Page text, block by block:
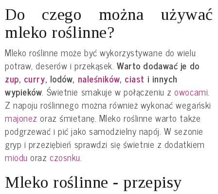
Do czego można używać
mleko roślinne?
Mleko roślinne może być wykorzystywane do wielu
potraw, deserów i przekąsek. Warto dodawać je do
zup, curry, lodów, naleśników, ciast i innych
wypieków. Świetnie smakuje w połączeniu zowocami.
Z napoju roślinnego można również wykonać wegański
majonez oraz śmietanę. Mleko roślinne warto także
podgrzewać i pić jako samodzielny napój. W sezonie
gryp i przeziębień sprawdzi się świetnie z dodatkiem
miodu orazczosnku.
Mleko roślinne - przepisy